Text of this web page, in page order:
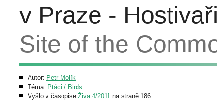
v Praze -
Site of the
Autor: Petr Molík
Téma: Ptáci / Birds
Vyšlo v časopise Živa 4/2011 na straně 186